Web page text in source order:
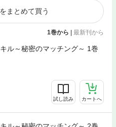
まとめて買う
1巻から | 最新刊から
ル～秘密のマッチング～ 1巻
試し読み カートへ